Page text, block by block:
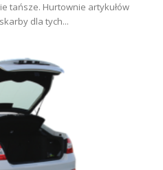
tańsze. Hurtownie artykułów
dla tych...